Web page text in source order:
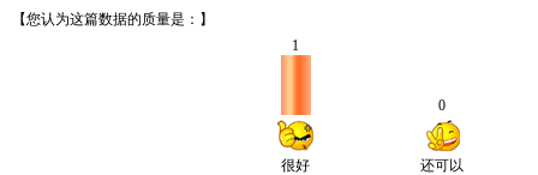
【您认为这篇数据的质量是：】
1
0
很好 还可以